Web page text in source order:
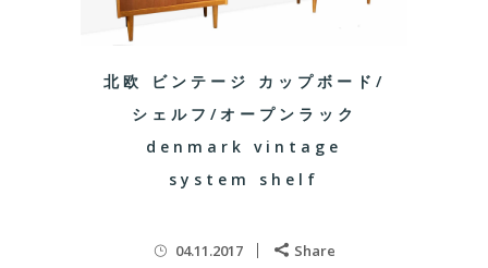
北欧 ビンテージ カップボード/
シェルフ/オープンラック
denmark vintage
system shelf
04.11.2017 Share